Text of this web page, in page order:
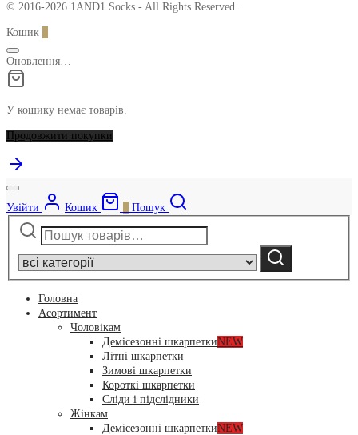
© 2016-2026 1AND1 Socks - All Rights Reserved.
Кошик
Оновлення…
У кошику немає товарів.
Продовжити покупки
Увійти Кошик
Пошук
Шукати:
category:
Шукати
Головна
Асортимент
Чоловікам
Демісезонні шкарпеткиNEW
Літні шкарпетки
Зимові шкарпетки
Короткі шкарпетки
Сліди і підслідники
Жінкам
Демісезонні шкарпеткиNEW